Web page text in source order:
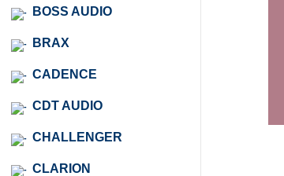
BOSS AUDIO
BRAX
CADENCE
CDT AUDIO
CHALLENGER
CLARION